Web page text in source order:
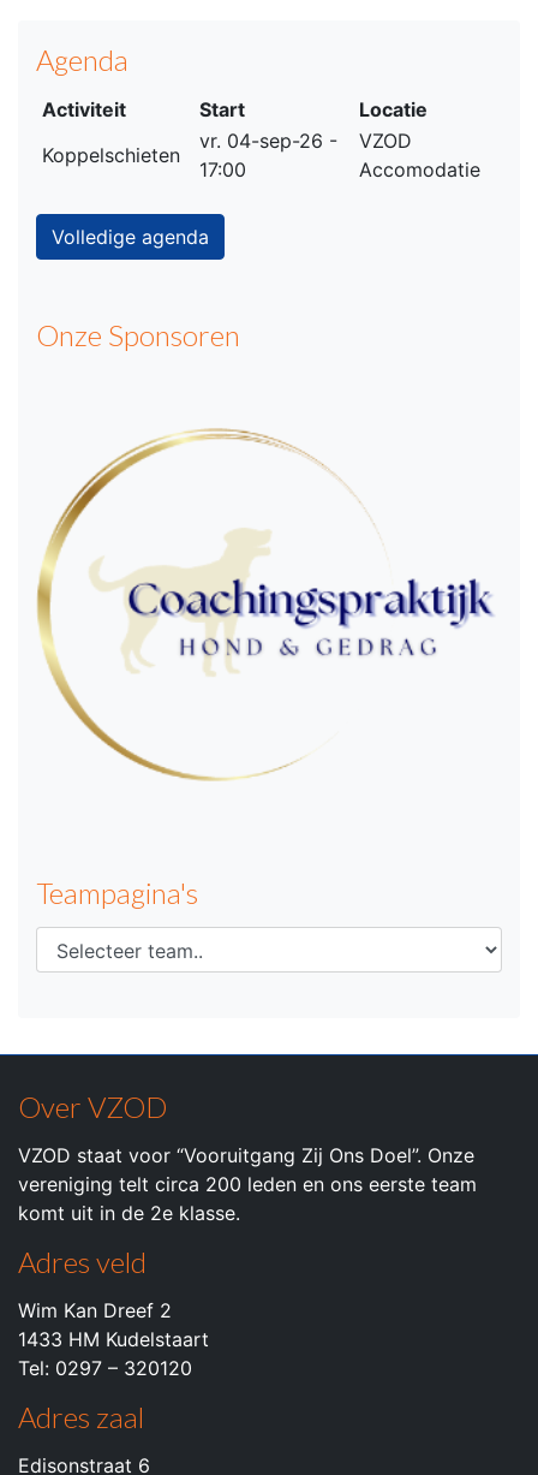
Agenda
Activiteit Start
Locatie
Koppelschieten
vr. 04-sep-26 -
17:00
VZOD
Accomodatie
Volledige agenda
Onze Sponsoren
Teampagina's
Over VZOD
VZOD staat voor “Vooruitgang Zij Ons Doel”. Onze
vereniging telt circa 200 leden en ons eerste team
komt uit in de 2e klasse.
Adres veld
Wim Kan Dreef 2
1433 HM Kudelstaart
Tel: 0297 – 320120
Adres zaal
Edisonstraat 6